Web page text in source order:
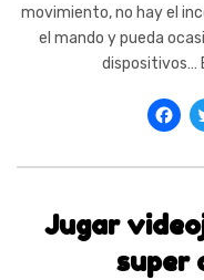
movimiento, no hay el
el mando y pueda
dispositivos…
Jugar
super